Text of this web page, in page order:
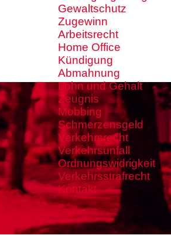
Gewaltschutz
Zugewinn
Arbeitsrecht
Home Office
Kündigung
Abmahnung
Lohn und Gehalt
Zeugnis
Mobbing
Schmerzensgeld
Verkehrsrecht
Verkehrsunfall
Ordnungswidrigkeit
Verkehrsstrafrecht
Kontakt